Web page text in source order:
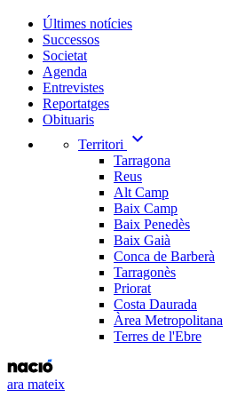
Últimes notícies
Successos
Societat
Agenda
Entrevistes
Reportatges
Obituaris
Territori
expand_more
Tarragona
Reus
Alt Camp
Baix Camp
Baix Penedès
Baix Gaià
Conca de Barberà
Tarragonès
Priorat
Costa Daurada
Àrea Metropolitana
Terres de l'Ebre
ara mateix